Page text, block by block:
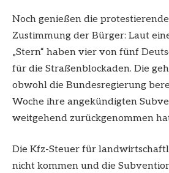
Noch genießen die
Zustimmung der Bürger: Laut
„Stern“ haben vier von fünf
für die Straßenblockaden. Die
obwohl die Bundesregierung
Woche ihre angekündigten
weitgehend zurückgenommen
Die Kfz-Steuer für
nicht kommen und die